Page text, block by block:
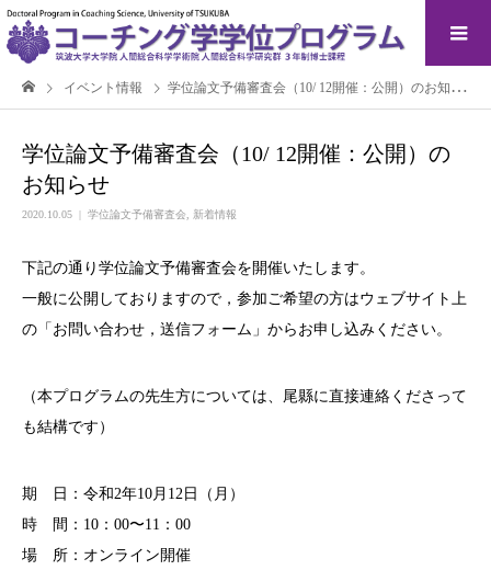
イベント情報 学位論文予備審査会（10/ 12開催：公開）のお知らせ
学位論文予備審査会（10/ 12開催：公開）の
お知らせ
2020.10.05 学位論文予備審査会 新着情報
下記の通り学位論文予備審査会を開催いたします。
一般に公開しておりますので，参加ご希望の方はウェブサイト上
の「お問い合わせ，送信フォーム」からお申し込みください。
（本プログラムの先生方については、尾縣に直接連絡くださって
も結構です）
期 日：令和2年10月12日（月）
時 間：10：00〜11：00
場 所：オンライン開催